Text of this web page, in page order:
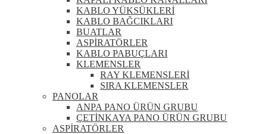
KABLO YÜKSÜKLERİ
KABLO BAĞCIKLARI
BUATLAR
ASPİRATÖRLER
KABLO PABUÇLARI
KLEMENSLER
RAY KLEMENSLERİ
SIRA KLEMENSLER
PANOLAR
ANPA PANO ÜRÜN GRUBU
ÇETİNKAYA PANO ÜRÜN GRUBU
ASPİRATÖRLER